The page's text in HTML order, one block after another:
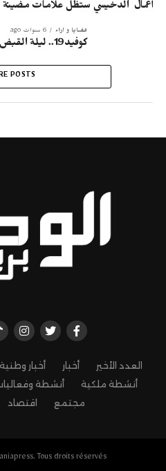
أعمال الدخيسي ستظل علامات مضيئة في
قضايا و آراء 6 سنوات ago
كوفيد19.. ليلة القبض على الصحافة
POSTS
العدد الأخير أخبار أخبار وطنية
أنشطة ملكية
أنشطة
مجتمع
اقتصاد
Tous droits réservés